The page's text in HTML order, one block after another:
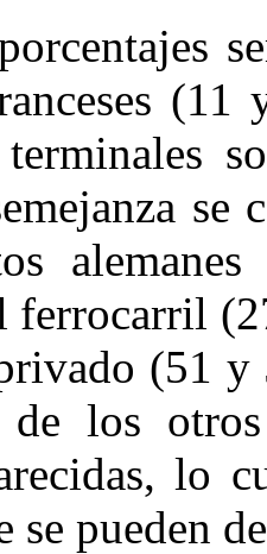
terminales
se
ferrocarril
(51 y
de los
lo
pueden